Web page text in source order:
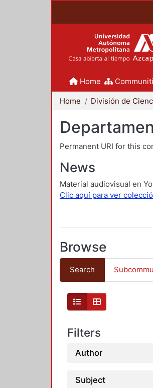
Home
Home
Permanent URI for this
News
Material audiovisual en
Clic aquí para ver
Browse
Search
Filters
Author
Subject